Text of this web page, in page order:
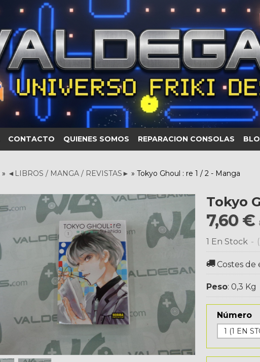
CONTACTO QUIENES SOMOS REPARACION CONSOLAS
» ◄LIBROS / MANGA / REVISTAS► » Tokyo Ghoul : re 1 / 2 - Manga
Tokyo
7,60 €
1 En Stock -
Costes de
Peso: 0,3 Kg
Número